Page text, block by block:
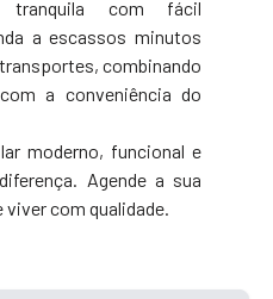
tranquila com fácil
a escassos minutos
combinando
a conveniência do
moderno, funcional e
Agende a sua
com qualidade.